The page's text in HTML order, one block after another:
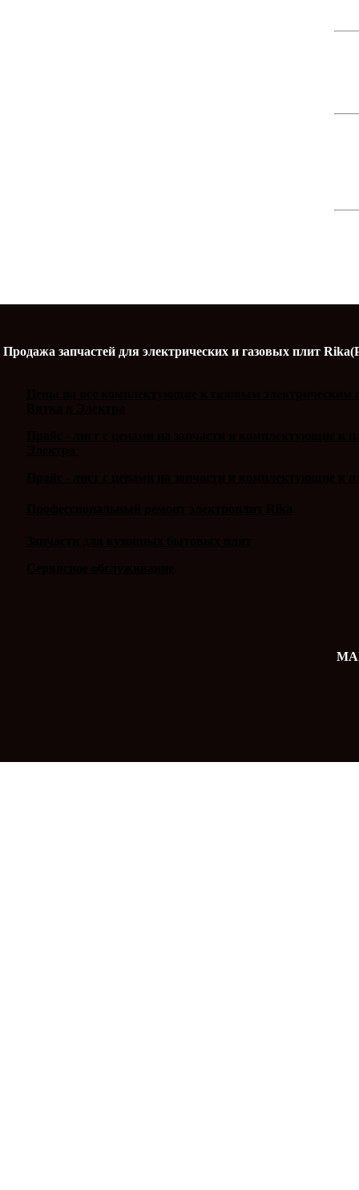
Продажа запчастей для электрических и газовых плит